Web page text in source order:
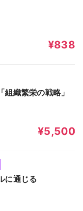
¥838
織繁栄の戦略」
¥5,500
に通じる